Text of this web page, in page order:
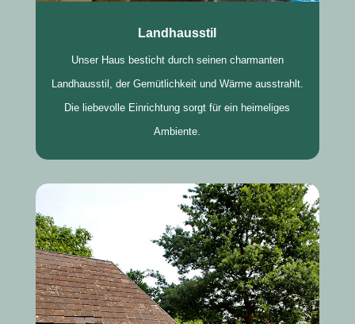
Landhausstil
Unser Haus besticht durch seinen charmanten
Landhausstil, der Gemütlichkeit und Wärme ausstrahlt.
Die liebevolle Einrichtung sorgt für ein heimeliges
Ambiente.